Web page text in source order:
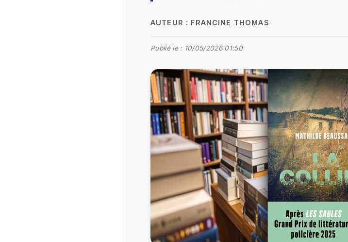
AUTEUR : FRANCINE THOMAS
Publié le : 10/05/2026 01:50